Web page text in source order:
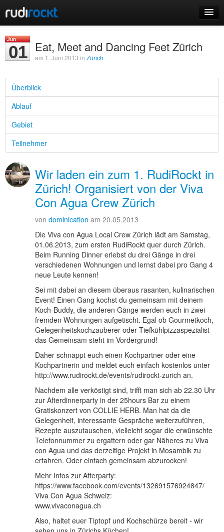
Events
Login
Registrieren
Jun
01 Eat, Meet and Dancing Feet Zürich
am 1. Juni 2013 in Zürich
Überblick
Ablauf
Gebiet
Teilnehmer
Wir laden ein zum 1. RudiRockt in
Zürich! Organisiert von der Viva
Con Agua Crew Zürich
von dominication am 20.05.2013
Die Viva con Agua Local Crew Zürich lädt am Samstag,
01.06.2013, zum ersten RudiRockt quer durch Zürich.
Beim Running Dinner erlebst du drei Gänge in drei
verschiedenen Wohnungen und lernst dabei pro Gang 4
neue Leute kennen!
Sei mit dabei an diesem überaus rasanten, kulinarischen
Event! Einen Gang kochst du gemeinsam mit deinem
Koch-Buddy, die anderen Gänge werden euch in zwei
fremden Wohnungen aufgetischt. Egal ob Gourmetkoch,
Gelegenheitskochzauberer oder Tiefkühlpizzaspezialist -
das Gemeinsam steht im Vordergrund!
Daher schnappt euch einen Kochpartner oder eine
Kochpartnerin und meldet euch einfach kostenlos unter
http://www.rudirockt.de/events/rudirockt-zurich an.
Nachdem alle verköstigt sind, trifft man sich ab 22.30 Uhr
zur Afterdinnerparty in der 25hours Bar zu einem
Gratiskonzert von COLLIE HERB. Man hat da die
Gelegenheit, interessante Gespräche weiterzuführen,
Rezepte auszutauschen, vielleicht sogar die erwünschte
Telefonnummer zu ergattern oder gar Näheres zu Viva
con Agua und das derzeitige Projekt in Mosambik zu
erfahren. Oder einfach gemeinsam abzurocken!
Mehr Infos zur Afterparty:
https://www.facebook.com/events/132691576924847/
Viva Con Agua Schweiz:
www.vivaconagua.ch
Also, haltet euer Tiptopf und Kochschürze bereit - wir